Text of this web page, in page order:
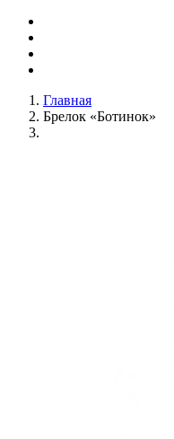
Главная
Брелок «Ботинок»